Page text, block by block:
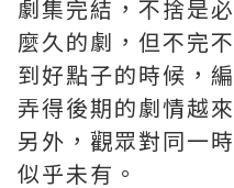
劇集完結，不捨是
麼久的劇，但不完
到好點子的時候，
弄得後期的劇情越
另外，觀眾對同一
似乎未有。